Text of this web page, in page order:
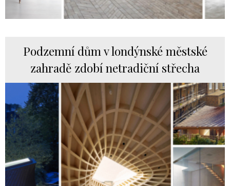
Podzemní dům v londýnské městské
zahradě zdobí netradiční střecha